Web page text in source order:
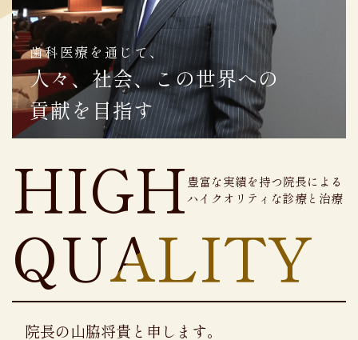
歯科医療を通じて、
人々、社会、この世界への
貢献を目指す
HIGH
QUALITY
豊富な実績を持つ院長による
ハイクオリティな診療と治療
院長の山脇将貴と申します。